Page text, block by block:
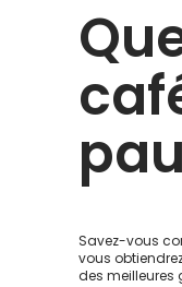
Savez-vous
vous
des